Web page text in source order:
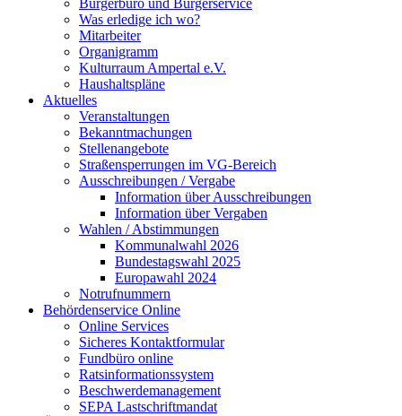
Bürgerbüro und Bürgerservice
Was erledige ich wo?
Mitarbeiter
Organigramm
Kulturraum Ampertal e.V.
Haushaltspläne
Aktuelles
Veranstaltungen
Bekanntmachungen
Stellenangebote
Straßensperrungen im VG-Bereich
Ausschreibungen / Vergabe
Information über Ausschreibungen
Information über Vergaben
Wahlen / Abstimmungen
Kommunalwahl 2026
Bundestagswahl 2025
Europawahl 2024
Notrufnummern
Behördenservice Online
Online Services
Sicheres Kontaktformular
Fundbüro online
Ratsinformationssystem
Beschwerdemanagement
SEPA Lastschriftmandat